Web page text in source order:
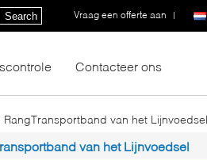
Vraag een offerte aan |
Search
Contacteer ons
van het Lijnvoedsel
van het Lijnvoedsel